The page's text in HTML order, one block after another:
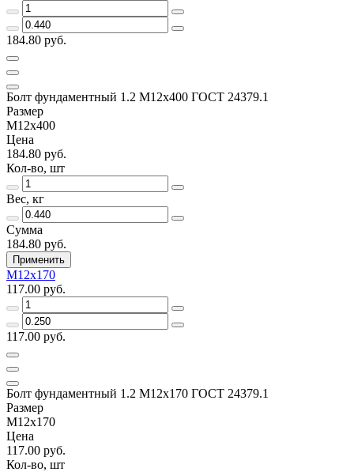
184.80 руб.
Болт фундаментный 1.2 М12х400 ГОСТ 24379.1
Размер
М12х400
Цена
184.80 руб.
Кол-во, шт
Вес, кг
Сумма
184.80 руб.
Применить
М12х170
117.00 руб.
117.00 руб.
Болт фундаментный 1.2 М12х170 ГОСТ 24379.1
Размер
М12х170
Цена
117.00 руб.
Кол-во, шт